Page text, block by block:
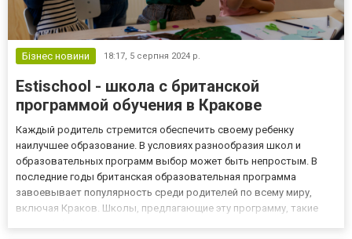
Бізнес новини 18:17, 5 серпня 2024 р.
Estischool - школа с британской
программой обучения в Кракове
Каждый родитель стремится обеспечить своему ребенку
наилучшее образование. В условиях разнообразия школ и
образовательных программ выбор может быть непростым. В
последние годы британская образовательная программа
завоевывает популярность среди родителей по всему миру,
включая Краков. Школы, предлагающие эту программу, такие